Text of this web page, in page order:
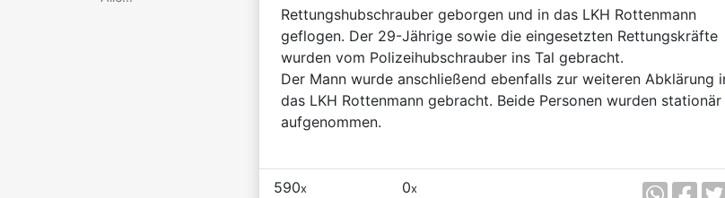
Rettungshubschrauber geborgen und in das LKH Rottenmann
geflogen. Der 29-Jährige sowie die eingesetzten Rettungskräfte
wurden vom Polizeihubschrauber ins Tal gebracht.
Der Mann wurde anschließend ebenfalls zur weiteren Abklärung
das LKH Rottenmann gebracht. Beide Personen wurden stationär
aufgenommen.
590x
0x